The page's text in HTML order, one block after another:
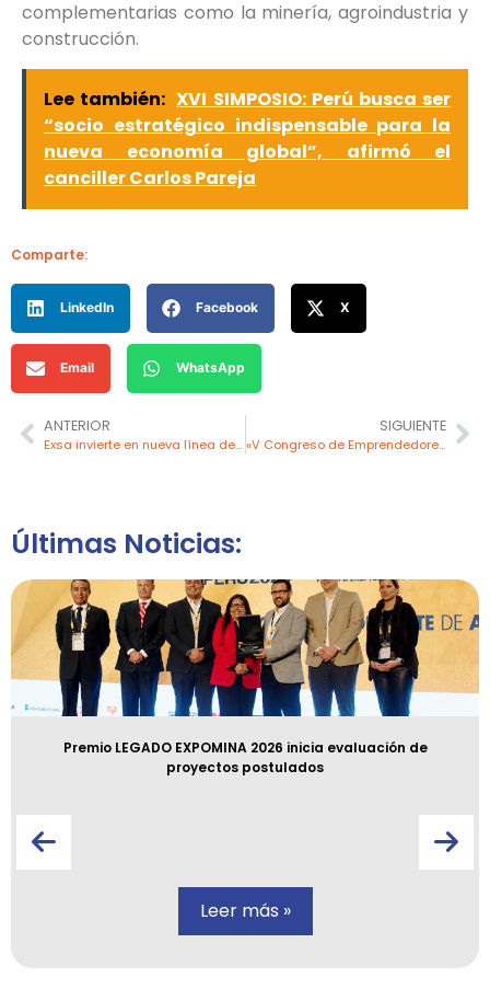
complementarias como la minería, agroindustria y
construcción.
Lee también: XVI SIMPOSIO: Perú busca ser
“socio estratégico indispensable para la
nueva economía global”, afirmó el
canciller Carlos Pareja
Comparte:
LinkedIn Facebook X
Email WhatsApp
ANTERIOR
Exsa invierte en nueva línea de producción en su planta de Lurín
SIGUIENTE
«V Congreso de Emprendedores Amazónicos» impulsa desarrollo sostenible en Tarapoto, San Martín
Últimas Noticias:
Premio LEGADO EXPOMINA 2026 inicia evaluación de
proyectos postulados
Leer más »